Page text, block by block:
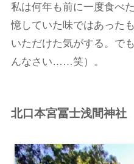
私は何年も前に一度食べ
憶していた味ではあった
いただけた気がする。で
んなさい……笑）。
北口本宮冨士浅間神社